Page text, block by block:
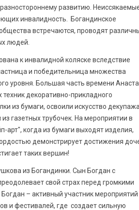
развитию.
инвалидность. Богандинское
встречаются, проводят
людей.
к инвалидной коляске вследствие
и победительница множества
уровня. Большая часть времени
декоративно-прикладного
из бумаги, освоили искусство
газетных трубочек. На мероприятии в
арт", когда из бумаги выходят изделия,
демонстрирует достижения
таких вершин!
из Богандинки. Сын Богдан с
свой страх перед громкими
– активный участник мероприятий
и фестивалей, где создает сильную